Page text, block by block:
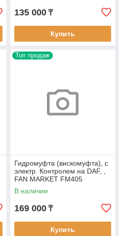
135 000 ₸
Купить
Топ продаж
Гидромуфта (вискомуфта), с
электр. Контролем на DAF, ,
FAN MARKET FM405
В наличии
169 000 ₸
Купить